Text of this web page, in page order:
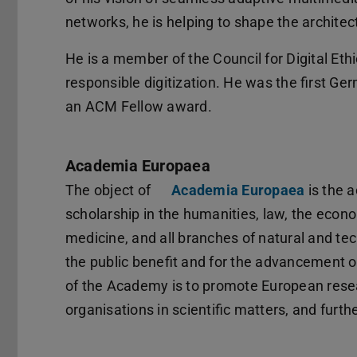
networks, he is helping to shape the
He is a member of the Council for Digital
responsible digitization. He was the first
an ACM Fellow award.
Academia Europaea
The object of Academia Europaea is the
scholarship in the humanities, law, the
medicine, and all branches of natural and
the public benefit and for the advancement
of the Academy is to promote European
organisations in scientific matters, and